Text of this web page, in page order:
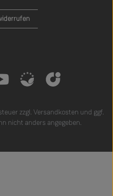
zzgl. Versandkosten und ggf.
nicht anders angegeben.